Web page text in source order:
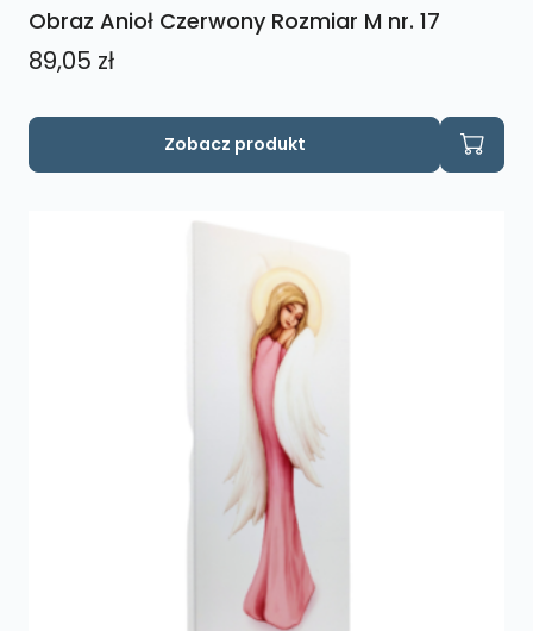
Obraz Anioł Czerwony Rozmiar M nr. 17
89,05 zł
Zobacz produkt